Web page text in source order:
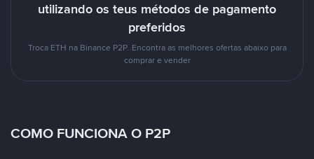
utilizando os teus métodos de pagamento
preferidos
Troca ETH na Binance P2P. Encontra as melhores ofertas abaixo para
comprar e vender
COMO FUNCIONA O P2P